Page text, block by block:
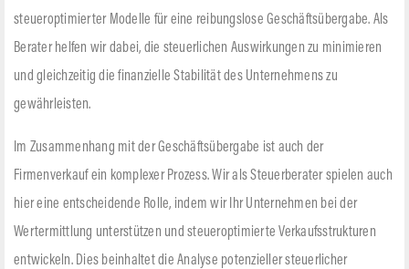
steueroptimierter Modelle für eine reibungslose Geschäftsübergabe. Als
Berater helfen wir dabei, die steuerlichen Auswirkungen zu minimieren
und gleichzeitig die finanzielle Stabilität des Unternehmens zu
gewährleisten.
Im Zusammenhang mit der Geschäftsübergabe ist auch der
Firmenverkauf ein komplexer Prozess. Wir als Steuerberater spielen auch
hier eine entscheidende Rolle, indem wir Ihr Unternehmen bei der
Wertermittlung unterstützen und steueroptimierte Verkaufsstrukturen
entwickeln. Dies beinhaltet die Analyse potenzieller steuerlicher